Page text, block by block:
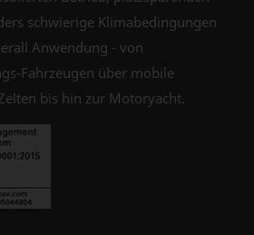
schwierige Klimabedingungen
Anwendung - von
Fahrzeugen über mobile
bis hin zur Motoryacht.